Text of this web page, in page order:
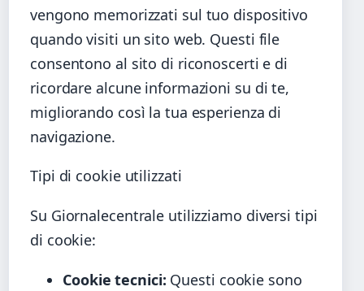
vengono memorizzati sul tuo dispositivo
quando visiti un sito web. Questi file
consentono al sito di riconoscerti e di
ricordare alcune informazioni su di te,
migliorando così la tua esperienza di
navigazione.
Tipi di cookie utilizzati
Su Giornalecentrale utilizziamo diversi tipi
di cookie:
Cookie tecnici: Questi cookie sono